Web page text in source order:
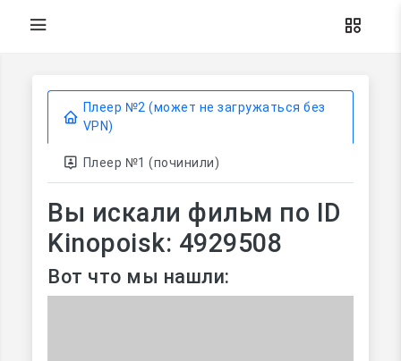
Плеер №2 (может не загружаться без
VPN)
Плеер №1 (починили)
Вы искали фильм по ID
Kinopoisk: 4929508
Вот что мы нашли: